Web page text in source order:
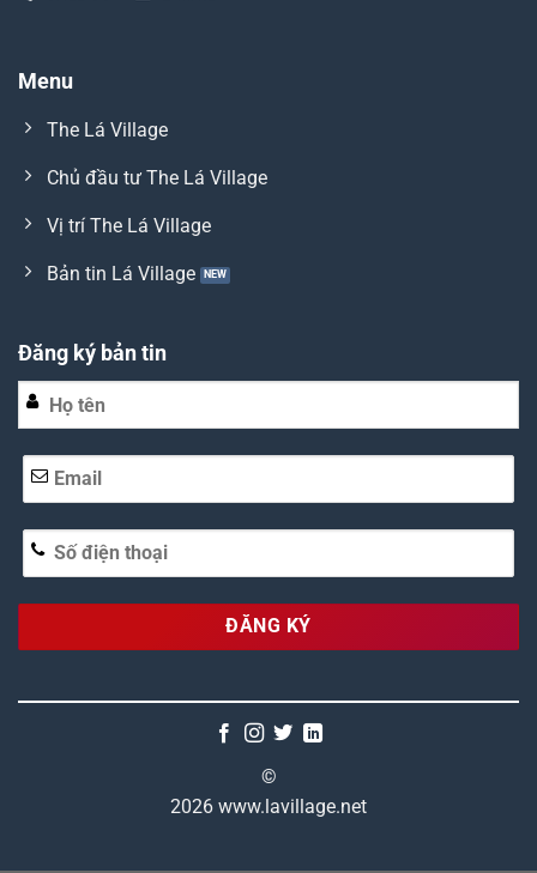
Menu
The Lá Village
Chủ đầu tư The Lá Village
Vị trí The Lá Village
Bản tin Lá Village
Đăng ký bản tin
©
2026 www.lavillage.net